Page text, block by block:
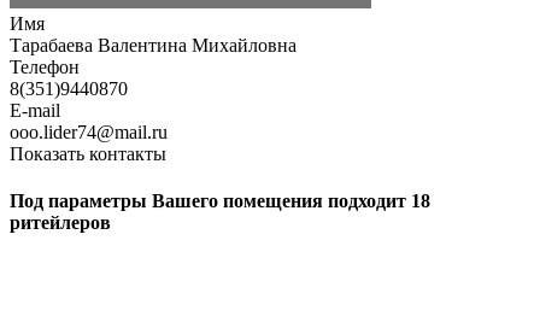
Имя
Тарабаева Валентина Михайловна
Телефон
8(351)9440870
E-mail
ooo.lider74@mail.ru
Показать контакты
Под параметры Вашего помещения подходит 18
ритейлеров